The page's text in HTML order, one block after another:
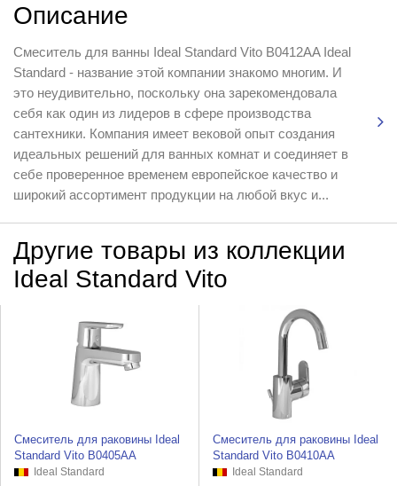
Описание
Смеситель для ванны Ideal Standard Vito B0412AA Ideal
Standard - название этой компании знакомо многим. И
это неудивительно, поскольку она зарекомендовала
себя как один из лидеров в сфере производства
сантехники. Компания имеет вековой опыт создания
идеальных решений для ванных комнат и соединяет в
себе проверенное временем европейское качество и
широкий ассортимент продукции на любой вкус и...
Другие товары из коллекции
Ideal Standard Vito
Смеситель для раковины Ideal
Standard Vito B0405AA
Ideal Standard
Смеситель для раковины Ideal
Standard Vito B0410AA
Ideal Standard